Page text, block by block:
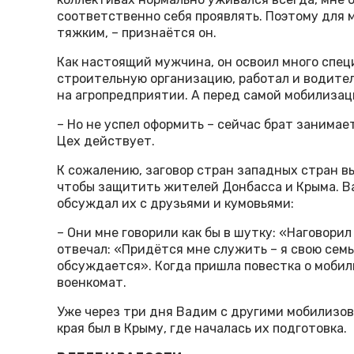
соответственно себя проявлять. Поэтому
тяжким, – признаётся он.
Как настоящий мужчина, он освоил много
строительную организацию, работал и
на агропредприятии. А перед самой
– Но не успел оформить – сейчас брат
Цех действует.
К сожалению, заговор стран западных стран
чтобы защитить жителей Донбасса и Крыма.
обсуждал их с друзьями и кумовьями:
– Они мне говорили как бы в шутку:
отвечал: «Придётся мне служить – я свою
обсуждается». Когда пришла повестка о
военкомат.
Уже через три дня Вадим с другими
края был в Крыму, где началась их подготовка.